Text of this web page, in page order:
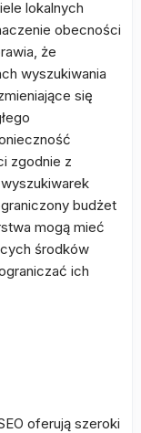
lokalnych
obecności
że
wyszukiwania
się
zgodnie z
budżet
mogą mieć
środków
ich
oferują szeroki